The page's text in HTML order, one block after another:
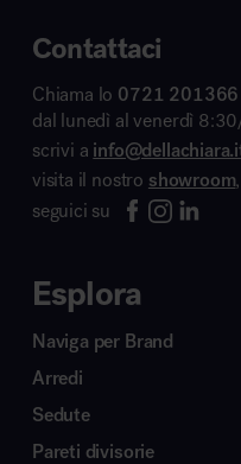
Contattaci
Chiama lo 0721 201366
dal lunedì al venerdì
scrivi a
visita il nostro showroom,
seguici su
Esplora
Naviga per Brand
Arredi
Sedute
Pareti divisorie